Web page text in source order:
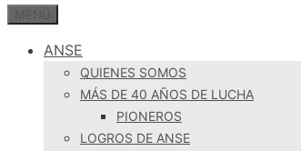
ANSE
QUIENES SOMOS
MÁS DE 40 AÑOS DE LUCHA
PIONEROS
LOGROS DE ANSE